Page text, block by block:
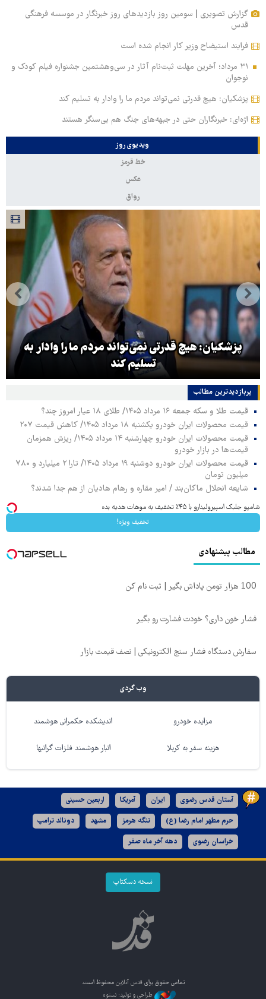
گزارش تصویری | سومین روز بازدیدهای روز خبرنگار در موسسه فرهنگی
قدس
فرایند استیضاح وزیر کار انجام شده است
۳۱ مرداد؛ آخرین مهلت ثبت‌نام آثار در سی‌وهشتمین جشنواره فیلم کودک و
نوجوان
پزشکیان: هیچ قدرتی نمی‌تواند مردم ما را وادار به تسلیم کند
اژه‌ای: خبرنگاران حتی در جبهه‌های جنگ هم بی‌سنگر هستند
ویدیوی روز
خط قرمز
عکس
رواق
پزشکیان: هیچ قدرتی نمی‌تواند مردم ما را وادار به
تسلیم کند
پربازدیدترین‌ مطالب
قیمت طلا و سکه جمعه ۱۶ مرداد ۱۴۰۵/ طلای ۱۸ عیار امروز چند؟
قیمت محصولات ایران خودرو یکشنبه ۱۸ مرداد ۱۴۰۵/ کاهش قیمت ۲۰۷
قیمت محصولات ایران خودرو چهارشنبه ۱۴ مرداد ۱۴۰۵/ ریزش همزمان
قیمت‌ها در بازار خودرو
قیمت محصولات ایران خودرو دوشنبه ۱۹ مرداد ۱۴۰۵/ تارا ۲ میلیارد و ۷۸۰
میلیون تومان
شایعه انحلال ماکان‌بند / امیر مقاره و رهام هادیان از هم جدا شدند؟
شامپو جلبک اسپیرولینارو با ۴۵٪ تخفیف به موهات هدیه بده
تخفیف ویژه!
مطالب پیشنهادی
100 هزار تومن پاداش بگیر | ثبت نام کن
فشار خون داری؟ خودت فشارت رو بگیر
سفارش دستگاه فشار سنج الکترونیکی | نصف قیمت بازار
وب گردی
مزایده خودرو اندیشکده حکمرانی هوشمند
هزینه سفر به کربلا انبار هوشمند فلزات گرانبها
آستان قدس رضوی ایران آمریکا اربعین حسینی
حرم مطهر امام رضا (ع) تنگه هرمز مشهد دونالد ترامپ
خراسان رضوی دهه آخر ماه صفر
نسخه دسکتاپ
تمامی حقوق برای قدس آنلاین محفوظ است.
طراحی و تولید: نستوه